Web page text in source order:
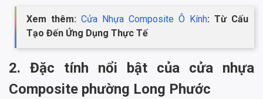
Xem thêm: Cửa Nhựa Composite Ô Kính: Từ Cấu
Tạo Đến Ứng Dụng Thực Tế
2. Đặc tính nổi bật của cửa nhựa
Composite phường Long Phước